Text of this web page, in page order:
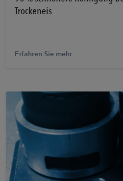
Trockeneis
Erfahren Sie mehr